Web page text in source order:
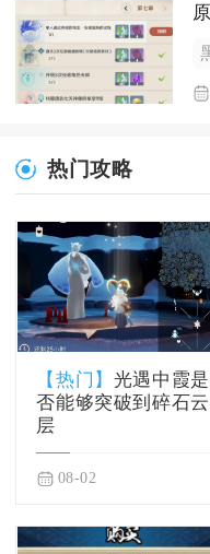
热门攻略
【热门】 光遇中霞是
否能够突破到碎石云
层
08-02